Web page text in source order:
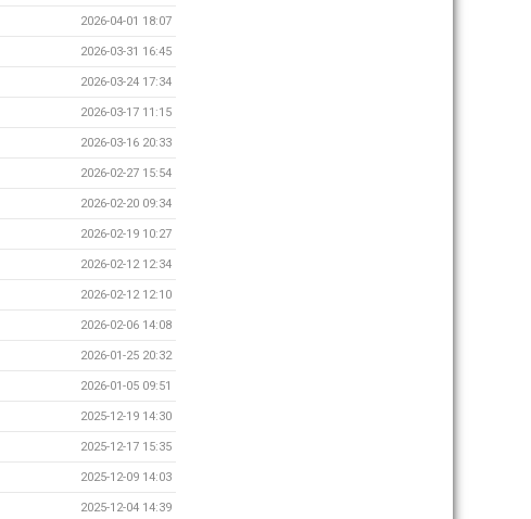
2026-04-01 18:07
2026-03-31 16:45
2026-03-24 17:34
2026-03-17 11:15
2026-03-16 20:33
2026-02-27 15:54
2026-02-20 09:34
2026-02-19 10:27
2026-02-12 12:34
2026-02-12 12:10
2026-02-06 14:08
2026-01-25 20:32
2026-01-05 09:51
2025-12-19 14:30
2025-12-17 15:35
2025-12-09 14:03
2025-12-04 14:39